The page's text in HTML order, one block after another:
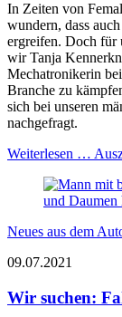
In Zeiten von
wundern, dass
ergreifen. Doch für
wir Tanja
Mechatronikerin
Branche zu
sich bei unseren
nachgefragt.
Weiterlesen …
Neues aus dem
09.07.2021
Wir suchen: